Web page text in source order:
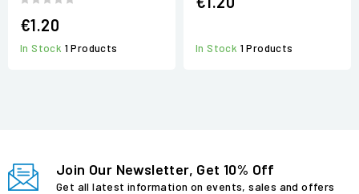
€1.20
In Stock 1 Products In Stock 1 Products
Join Our Newsletter, Get 10% Off
Get all latest information on events, sales and offers